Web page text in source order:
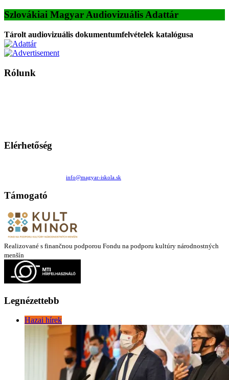
Szlovákiai Magyar Audiovizuális Adattár
Tárolt audiovizuális dokumentumfelvételek katalógusa
Rólunk
Elérhetőség
info@magyar-iskola.sk
Támogató
Realizované s finančnou podporou Fondu na podporu kultúry národnostných
menšín
Legnézettebb
Hazai hírek